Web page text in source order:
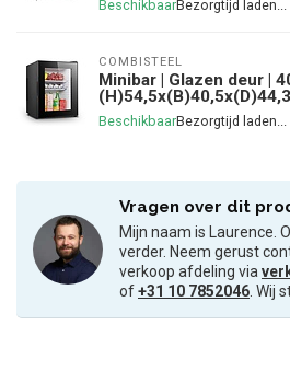
Beschikbaar
COMBISTEEL
Minibar | Glazen deur |
(H)54,5x(B)40,5x(D)44,3
Beschikbaar
Vragen over dit
Mijn naam is Laurence.
verder. Neem gerust
verkoop afdeling via
of+31 10 7852046. Wij